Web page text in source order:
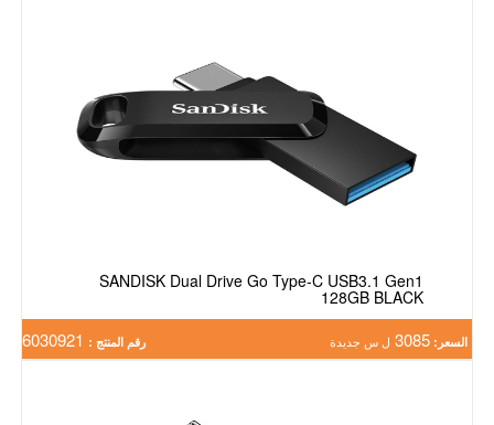
SANDISK Dual Drive Go Type-C USB3.1 Gen1
128GB BLACK
السعر: 3085 ل س جديدة رقم المنتج :